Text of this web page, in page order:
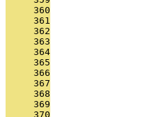
     360
     361
     362
     363
     364
     365
     366
     367
     368
     369
     370